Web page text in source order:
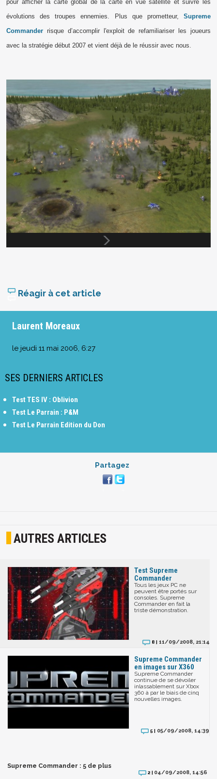
pour afficher la carte global de la carte en vue satellite et suivre les
évolutions des troupes ennemies.
Plus que prometteur, Supreme
Commander risque d’accomplir l'exploit de refamiliariser les joueurs
avec la stratégie début 2007 et vient déjà de le réussir avec nous.
Réagir à cet article
Laurent Moreaux
le jeudi 11 mai 2006, 6:27
SES DERNIERS ARTICLES
Test TES IV : Oblivion
Test Le Parrain : P&M
Test Le Parrain Edition du Don
Partagez
AUTRES ARTICLES
Test Supreme
Commander
Tous les jeux PC ne
peuvent être portés sur
consoles. Supreme
Commander en fait la
triste démonstration.
8 | 11/09/2008, 21:14
Supreme Commander
en images sur X360
Supreme Commander
continue de se dévoiler
inlassablement sur Xbox
360 à par le biais de cinq
nouvelles images.
5 | 05/09/2008, 14:39
Supreme Commander : 5 de plus
2 | 04/09/2008, 14:56